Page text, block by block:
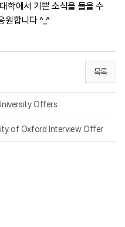
학에서 기쁜 소식을 들을 수
원합니다 ^_^
목록
Offers
of Oxford Interview Offer